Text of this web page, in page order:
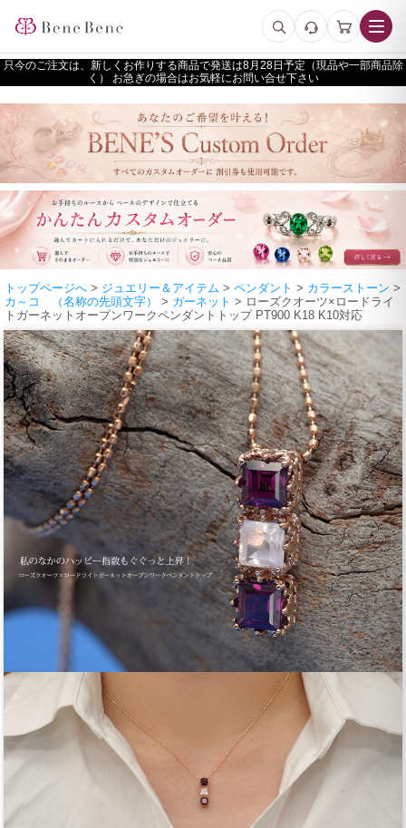
只今のご注文は、新しくお作りする商品で発送は
予定（現品や一部商品除
く） お急ぎの場合はお気軽にお問い合せ下さい
トップページへ > ジュエリー＆アイテム > ペンダント > カラーストーン >
カ～コ （名称の先頭文字）
> ガーネット > ローズクオーツ×ロードライ
トガーネットオープンワークペンダントトップ PT900 K18 K10対応